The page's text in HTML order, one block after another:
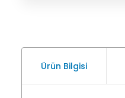
Ürün Bilgisi